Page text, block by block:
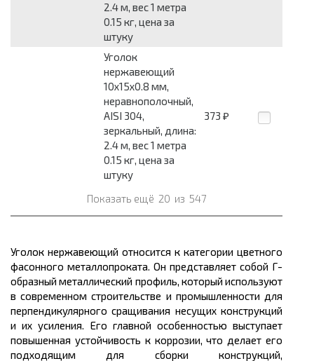
2.4 м, вес 1 метра
0.15 кг, цена за
штуку
Уголок
нержавеющий
10x15x0.8 мм,
неравнополочный,
AISI 304,
зеркальный, длина:
2.4 м, вес 1 метра
0.15 кг, цена за
штуку
373 ₽
Показать ещё 20 из 547
Уголок нержавеющий относится к категории цветного
фасонного металлопроката. Он представляет собой Г-
образныйметаллический профиль, который используют
в современном строительстве и промышленности для
перпендикулярного сращивания несущих конструкций
и их усиления. Его главной особенностью выступает
повышенная устойчивость к коррозии, что делает его
подходящим для сборки конструкций,